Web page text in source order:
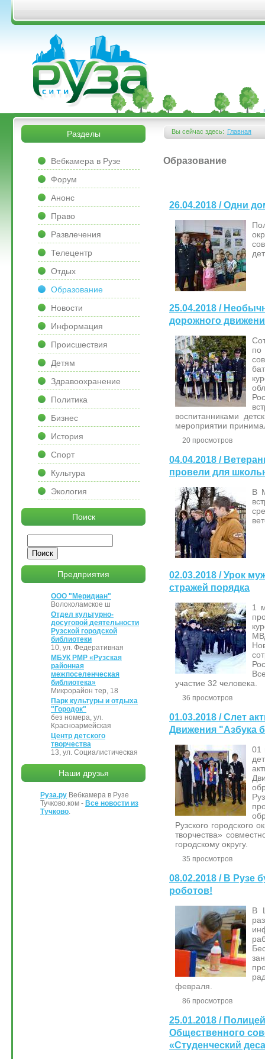
Перейти к основному содержанию
&bsps;
&bsps;
Вы сейчас здесь:
Вы здесь
Главная
Образование
26.04.2018 / Одни
25.04.2018 /
дорожного
по
воспитанниками
мероприятии
20 просмотров
04.04.2018 /
провели для
В
02.03.2018 / Урок
стражей порядка
1
участие 32 человека.
36 просмотров
01.03.2018 / Слет
Движения "Азбука
01
Рузского городского
творчества»
городскому округу.
35 просмотров
08.02.2018 / В Рузе
роботов!
В
февраля.
86 просмотров
25.01.2018 /
Общественного
«Студенческий
Разделы
Вебкамера в Рузе
Форум
Анонс
Право
Развлечения
Телецентр
Отдых
Образование
Новости
Информация
Происшествия
Детям
Здравоохранение
Политика
Бизнес
История
Спорт
Культура
Экология
Поиск
Предприятия
ООО "Меридиан"
Волоколамское ш
Отдел культурно-
досуговой деятельности
Рузской городской
библиотеки
10, ул. Федеративная
МБУК РМР «Рузская
районная
межпоселенческая
библиотека»
Микрорайон тер, 18
Парк культуры и отдыха
"Городок"
без номера, ул.
Красноармейская
Центр детского
творчества
13, ул. Социалистическая
Наши друзья
Руза.ру Вебкамера в Рузе
Тучково.ком - Все новости из
Тучково.